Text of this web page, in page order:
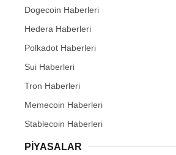
Dogecoin Haberleri
Hedera Haberleri
Polkadot Haberleri
Sui Haberleri
Tron Haberleri
Memecoin Haberleri
Stablecoin Haberleri
PIYASALAR